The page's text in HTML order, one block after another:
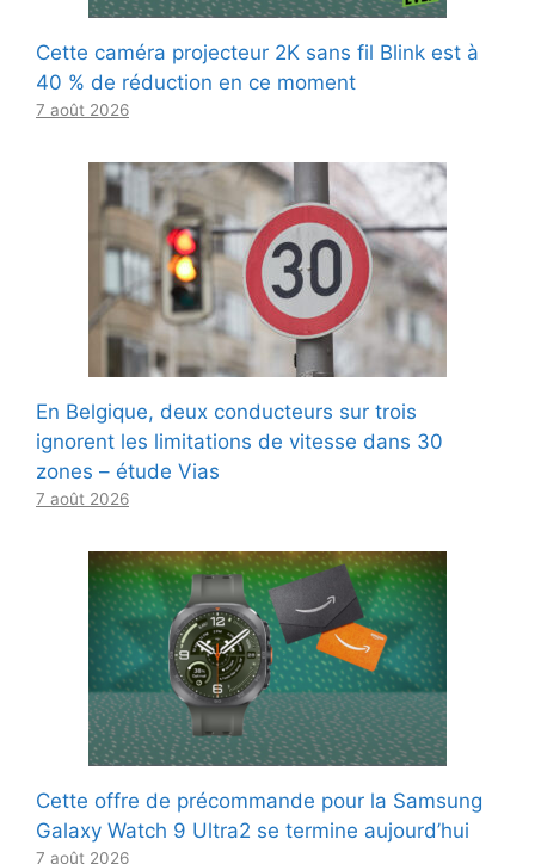
Cette caméra projecteur 2K sans fil Blink est à
40 % de réduction en ce moment
7 août 2026
En Belgique, deux conducteurs sur trois
ignorent les limitations de vitesse dans 30
zones – étude Vias
7 août 2026
Cette offre de précommande pour la Samsung
Galaxy Watch 9 Ultra2 se termine aujourd’hui
7 août 2026